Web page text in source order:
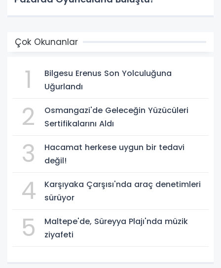
Çok Okunanlar
1
Bilgesu Erenus Son Yolculuğuna
Uğurlandı
2
Osmangazi'de Geleceğin Yüzücüleri
Sertifikalarını Aldı
3
Hacamat herkese uygun bir tedavi
değil!
4
Karşıyaka Çarşısı'nda araç denetimleri
sürüyor
5
Maltepe'de, Süreyya Plajı'nda müzik
ziyafeti